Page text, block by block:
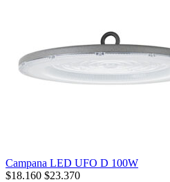
Campana LED UFO D 100W
$18.160 $23.370